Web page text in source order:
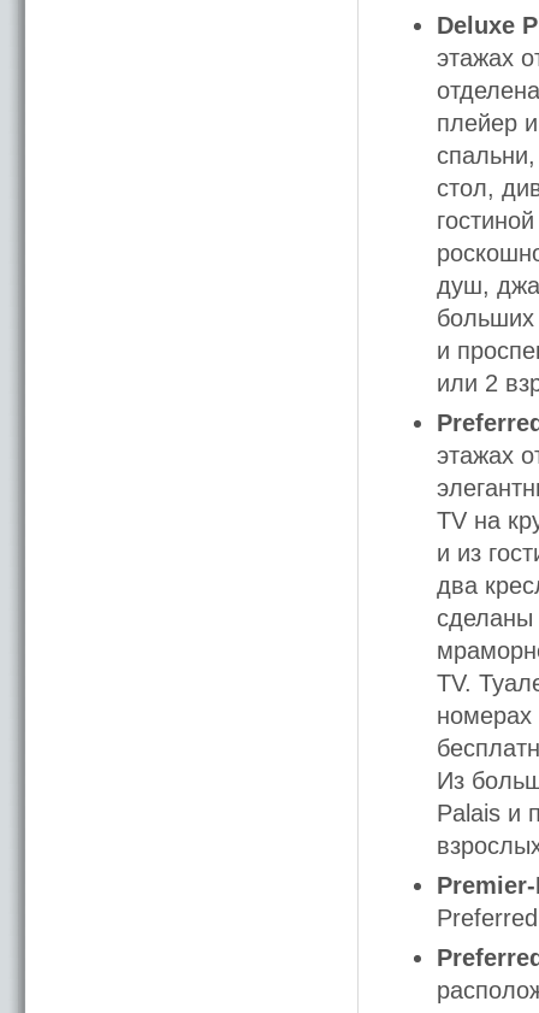
Deluxe
этажах
плейер
стол,
душ,
больших
и
или 2
этажах
TV на
и из
два
сделаны
TV.
номерах
Из
Palais и